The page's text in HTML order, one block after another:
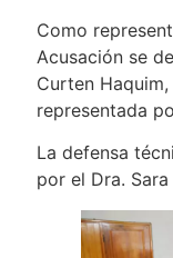
Como
Acusación se
Curten
representada
La defensa
por el Dra.